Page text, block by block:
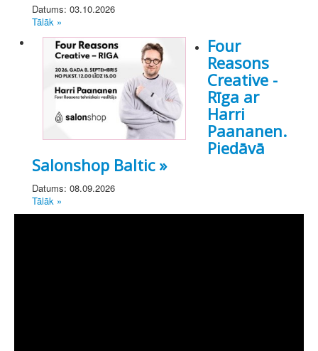
Datums: 03.10.2026
Tālāk »
Four
Reasons
Creative -
Rīga ar
Harri
Paananen.
Piedāvā
Salonshop Baltic »
Datums: 08.09.2026
Tālāk »